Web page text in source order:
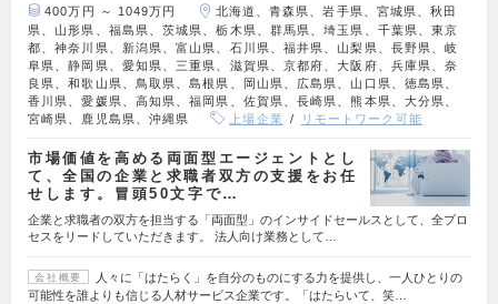
400万円 ～ 1049万円
北海道、青森県、岩手県、宮城県、秋田
県、山形県、福島県、茨城県、栃木県、群馬県、埼玉県、千葉県、東京
都、神奈川県、新潟県、富山県、石川県、福井県、山梨県、長野県、岐
阜県、静岡県、愛知県、三重県、滋賀県、京都府、大阪府、兵庫県、奈
良県、和歌山県、鳥取県、島根県、岡山県、広島県、山口県、徳島県、
香川県、愛媛県、高知県、福岡県、佐賀県、長崎県、熊本県、大分県、
宮崎県、鹿児島県、沖縄県
上場企業 リモートワーク可能
市場価値を高める両面型エージェントとし
て、全国の企業と求職者双方の支援をお任
せします。冒頭50文字で…
企業と求職者の双方を担当する「両面型」のインサイドセールスとして、全プロ
セスをリードしていただきます。 法人向け業務として…
会社概要
人々に「はたらく」を自分のものにする力を提供し、一人ひとりの
可能性を誰よりも信じる人材サービス企業です。「はたらいて、笑…